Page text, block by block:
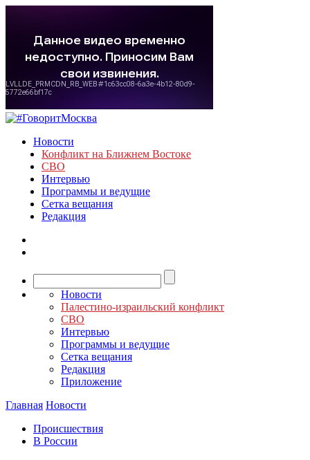
Новости
Конфликт на Ближнем Востоке
СВО
Интервью
Программы и ведущие
Сетка вещания
Редакция
Новости
Палестино-израильский конфликт
СВО
Интервью
Программы и ведущие
Сетка вещания
Редакция
Приложение
Главная Новости
Происшествия
В России